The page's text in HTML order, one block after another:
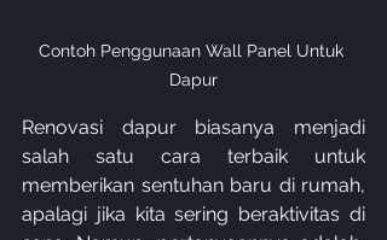
Contoh Penggunaan Wall Panel Untuk
Dapur
Renovasi dapur biasanya menjadi
salah satu cara terbaik untuk
memberikan sentuhan baru di rumah,
apalagi jika kita sering beraktivitas di